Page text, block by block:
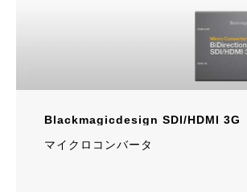
Blackmagicdesign SDI/HDMI 3G
マイクロコンバータ